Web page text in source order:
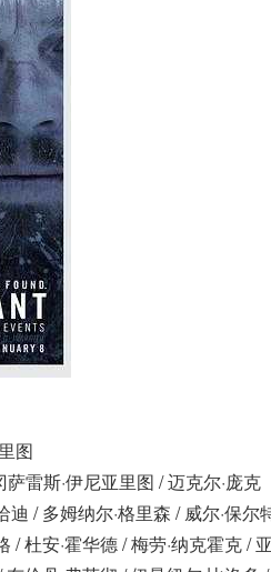
图
萨雷斯·伊尼亚里图 / 迈克尔·庞克
迪 / 多姆纳尔·格里森 / 威尔·保
/ 杜安·霍华德 / 梅劳·纳克霍克 /